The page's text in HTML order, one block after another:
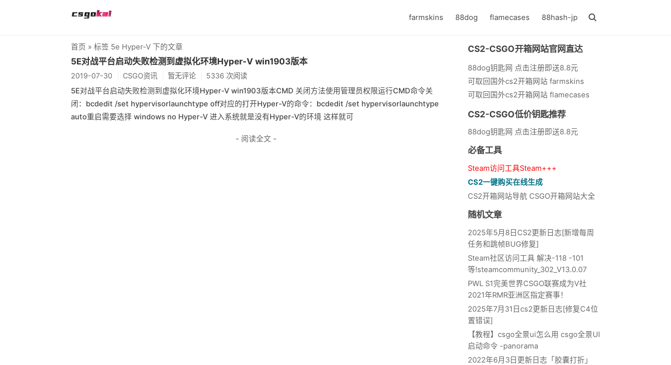
farmskins 88dog flamecases 88hash-jp
首页 » 标签 5e Hyper-V 下的文章
5E对战平台启动失败检测到虚拟化环境Hyper-V win1903版本
2019-07-30 CSGO资讯 暂无评论 5336 次阅读
5E对战平台启动失败检测到虚拟化环境Hyper-V win1903版本CMD 关闭方法使用管理员权限运行CMD命令关
闭：bcdedit /set hypervisorlaunchtype off对应的打开Hyper-V的命令：bcdedit /set hypervisorlaunchtype
auto重启需要选择 windows no Hyper-V 进入系统就是没有Hyper-V的环境 这样就可
- 阅读全文 -
CS2-CSGO开箱网站官网直达
88dog钥匙网 点击注册即送8.8元
可取回国外cs2开箱网站 farmskins
可取回国外cs2开箱网站 flamecases
CS2-CSGO低价钥匙推荐
88dog钥匙网 点击注册即送8.8元
必备工具
Steam访问工具Steam+++
CS2一键购买在线生成
CS2开箱网站导航 CSGO开箱网站大全
随机文章
2025年5月8日CS2更新日志[新增每周
任务和跳帧BUG修复]
Steam社区访问工具 解决-118 -101
等!steamcommunity_302_V13.0.07
PWL S1完美世界CSGO联赛成为V社
2021年RMR亚洲区指定赛事！
2025年7月31日cs2更新日志[修复C4位
置错误]
【教程】csgo全景ui怎么用 csgo全景UI
启动命令 -panorama
2022年6月3日更新日志「胶囊打折」